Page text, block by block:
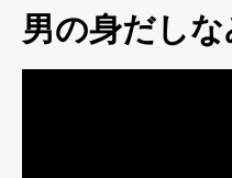
男の身だしな